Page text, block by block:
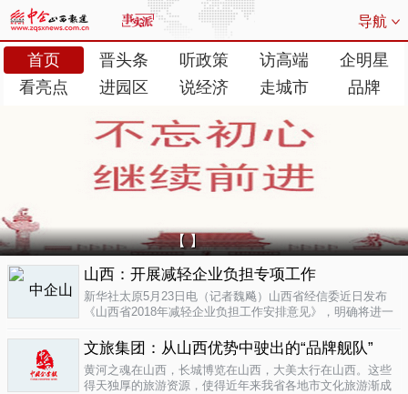
导航
首页 晋头条 听政策 访高端
企明星
看亮点
进园区 说经济 走城市 品牌
【 】
山西：开展减轻企业负担专项工作
新华社太原5月23日电（记者魏飚）山西省经信委近日发布
《山西省2018年减轻企业负担工作安排意见》，明确将进一
大对涉企乱收...
文旅集团：从山西优势中驶出的“品牌舰队”
黄河之魂在山西，长城博览在山西，大美太行在山西。这些
得天独厚的旅游资源，使得近年来我省各地市文化旅游渐成